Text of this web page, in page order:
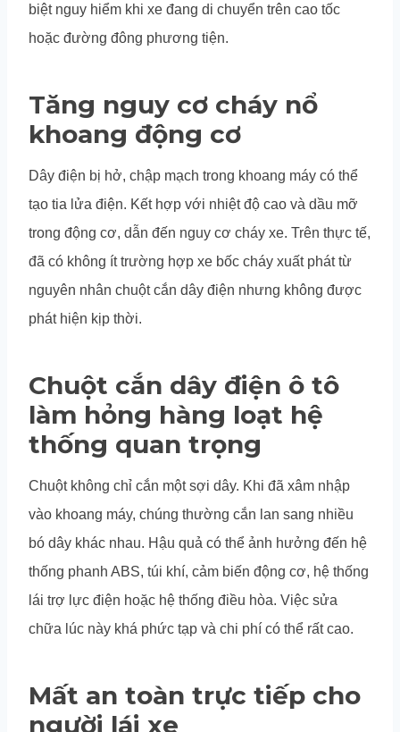
biệt nguy hiểm khi xe đang di chuyển trên cao tốc
hoặc đường đông phương tiện.
Tăng nguy cơ cháy nổ
khoang động cơ
Dây điện bị hở, chập mạch trong khoang máy có thể
tạo tia lửa điện. Kết hợp với nhiệt độ cao và dầu mỡ
trong động cơ, dẫn đến nguy cơ cháy xe. Trên thực tế,
đã có không ít trường hợp xe bốc cháy xuất phát từ
nguyên nhân chuột cắn dây điện nhưng không được
phát hiện kịp thời.
Chuột cắn dây điện ô tô
làm hỏng hàng loạt hệ
thống quan trọng
Chuột không chỉ cắn một sợi dây. Khi đã xâm nhập
vào khoang máy, chúng thường cắn lan sang nhiều
bó dây khác nhau. Hậu quả có thể ảnh hưởng đến hệ
thống phanh ABS, túi khí, cảm biến động cơ, hệ thống
lái trợ lực điện hoặc hệ thống điều hòa. Việc sửa
chữa lúc này khá phức tạp và chi phí có thể rất cao.
Mất an toàn trực tiếp cho
người lái xe